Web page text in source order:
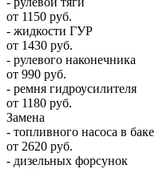
от 1150 руб.
- жидкости ГУР
от 1430 руб.
- рулевого наконечника
от 990 руб.
- ремня гидроусилителя
от 1180 руб.
Замена
- топливного насоса в баке
от 2620 руб.
- дизельных форсунок